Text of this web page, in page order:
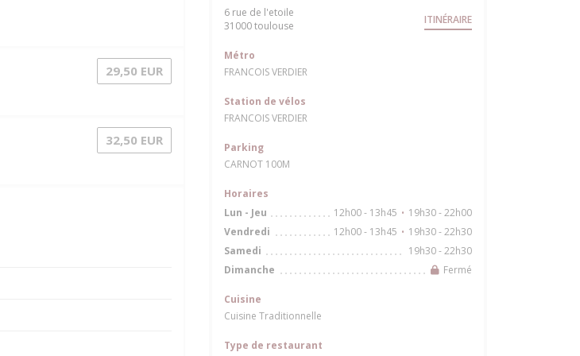
29,50 EUR
32,50 EUR
6 rue de l'etoile
31000 toulouse ((ouvre une nouvelle fenêtre))ITINÉRAIRE
Métro
FRANCOIS VERDIER
Station de vélos
FRANCOIS VERDIER
Parking
CARNOT 100M
Horaires
Lun - Jeu 12h00 - 13h45 • 19h30 - 22h00
Vendredi
12h00 - 13h45 • 19h30 - 22h30
Samedi
19h30 - 22h30
Dimanche
Fermé
Cuisine
Cuisine Traditionnelle
Type de restaurant